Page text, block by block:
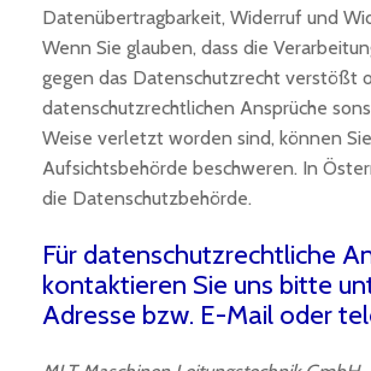
Datenübertragbarkeit, Widerruf und
Wenn Sie glauben, dass die
gegen das Datenschutzrecht verstößt
datenschutzrechtlichen Ansprüche
Weise verletzt worden sind, können
Aufsichtsbehörde beschweren. In
die Datenschutzbehörde.
Für datenschutzrechtliche
kontaktieren Sie uns bitte
Adresse bzw. E-Mail oder